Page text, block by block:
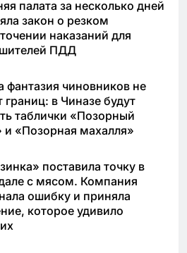
палата за несколько дней
закон о резком
наказаний для
ПДД
фантазия чиновников не
границ: в Чиназе будут
таблички «Позорный
«Позорная махалля»
поставила точку в
с мясом. Компания
ошибку и приняла
которое удивило